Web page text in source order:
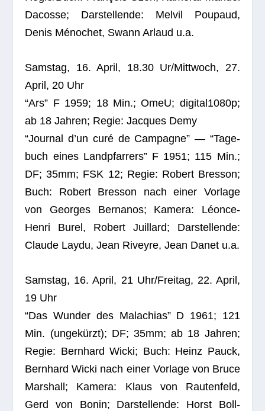
Dacosse; Dar­stel­lende: Mel­vil Pou­paud,
Denis Méno­chet, Swann Arlaud u.a.
Sams­tag, 16. April, 18.30 Ur/Mittwoch, 27.
April, 20 Uhr
“Ars” F 1959; 18 Min.; OmeU; digital1080p;
ab 18 Jah­ren; Regie: Jac­ques Demy
“Jour­nal d’un curé de Cam­pa­gne” — “Tage­
buch eines Land­pfar­rers” F 1951; 115 Min.;
DF; 35mm; FSK 12; Regie: Robert Bres­son;
Buch: Robert Bres­son nach einer Vor­lage
von Geor­ges Ber­na­nos; Kamera: Léonce-
Henri Burel, Robert Juil­lard; Dar­stel­lende:
Claude Laydu, Jean Riveyre, Jean Danet u.a.
Sams­tag, 16. April, 21 Uhr/Freitag, 22. April,
19 Uhr
“Das Wun­der des Mala­chias” D 1961; 121
Min. (unge­kürzt); DF; 35mm; ab 18 Jah­ren;
Regie: Bern­hard Wicki; Buch: Heinz Pauck,
Bern­hard Wicki nach einer Vor­lage von Bruce
Mar­shall; Kamera: Klaus von Rau­ten­feld,
Gerd von Bonin; Dar­stel­lende: Horst Boll­